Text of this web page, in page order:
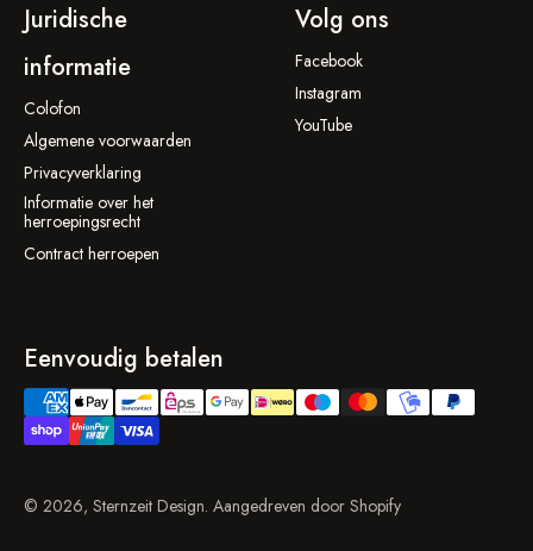
Juridische
informatie
Colofon
Algemene voorwaarden
Privacyverklaring
Informatie over het
herroepingsrecht
Contract herroepen
Volg ons
Facebook
Instagram
YouTube
Eenvoudig betalen
© 2026, Sternzeit Design. Aangedreven door Shopify